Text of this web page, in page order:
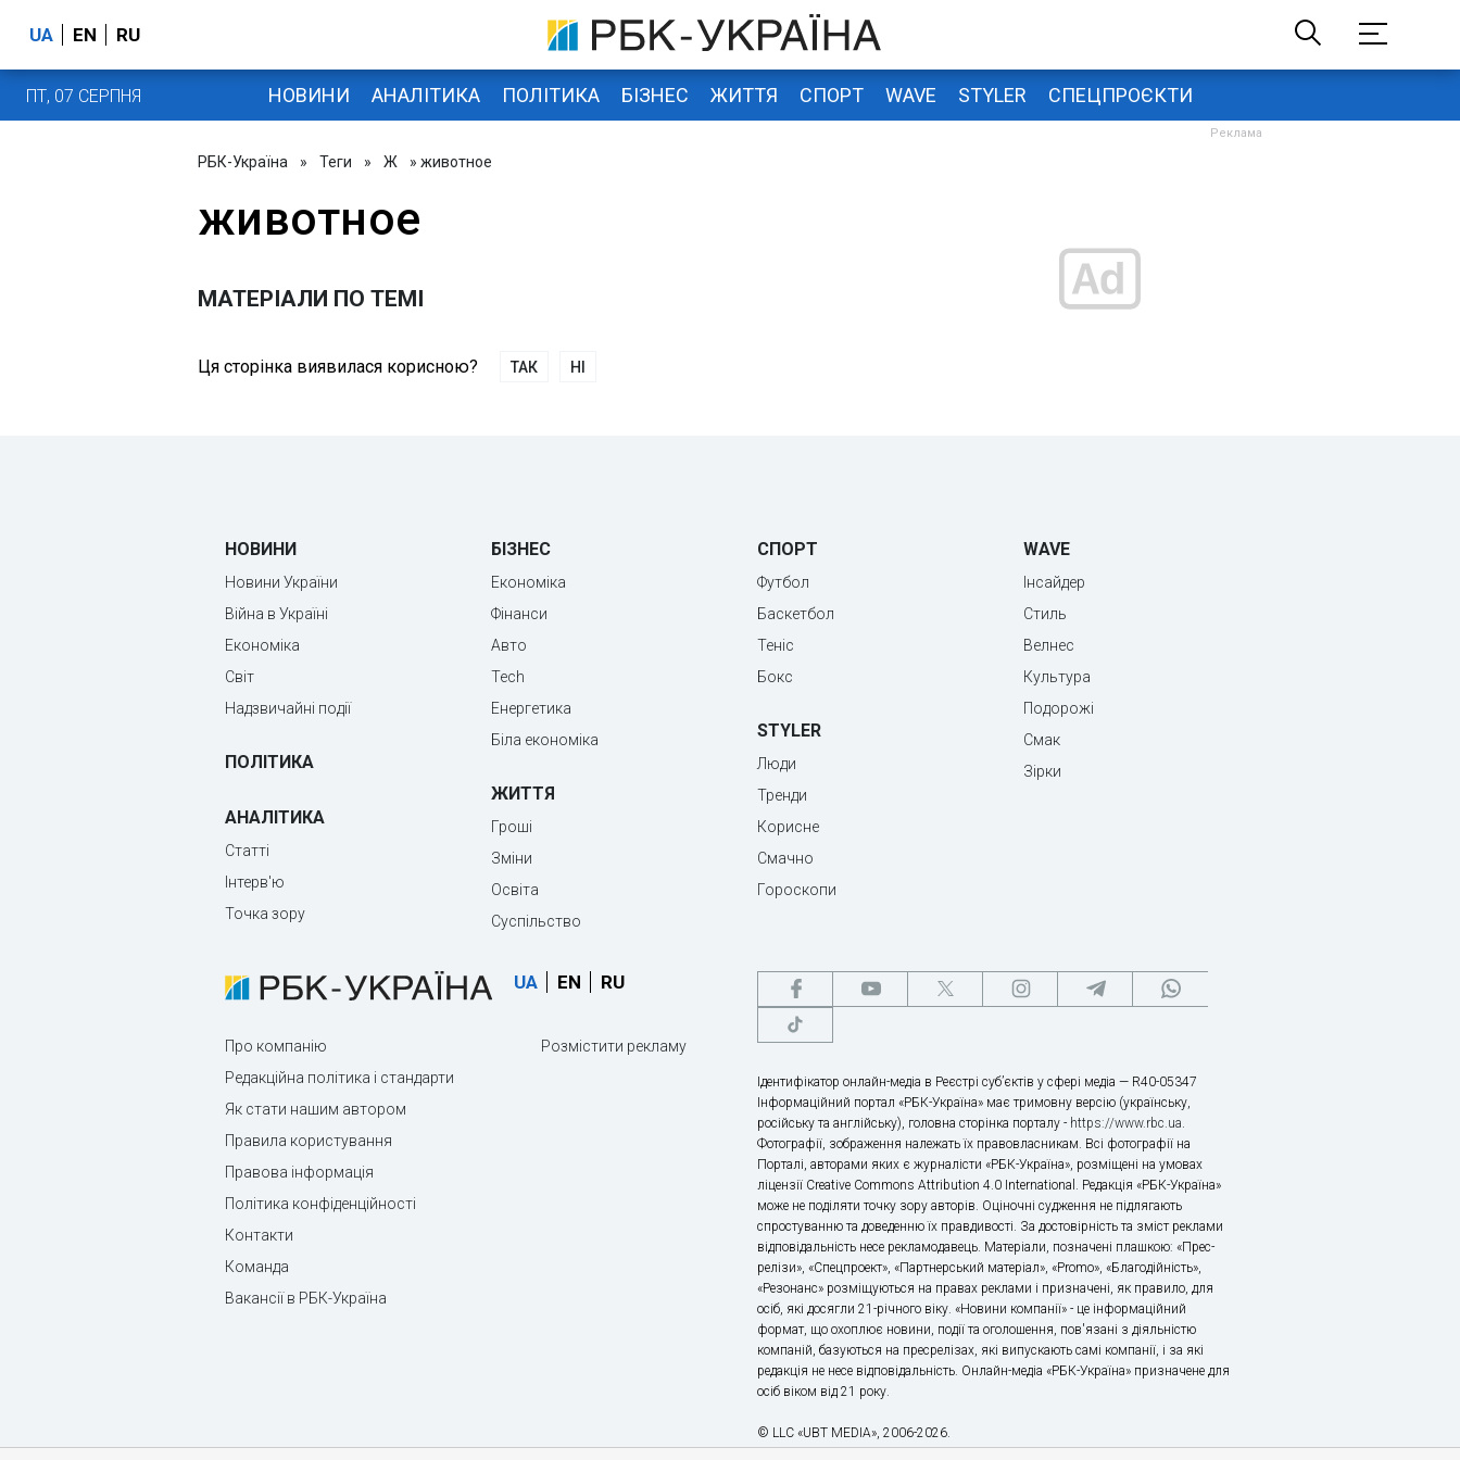
UA EN RU
ПТ, 07 СЕРПНЯ НОВИНИ АНАЛІТИКА ПОЛІТИКА БІЗНЕС ЖИТТЯ СПОРТ WAVE STYLER СПЕЦПРОЄКТИ
РБК-Україна » Теги » Ж » животное
животное
МАТЕРІАЛИ ПО ТЕМІ
Ця сторінка виявилася корисною? ТАК НІ
НОВИНИ
Новини України
Війна в Україні
Економіка
Світ
Надзвичайні події
ПОЛІТИКА
АНАЛІТИКА
Статті
Інтерв'ю
Точка зору
БІЗНЕС
Економіка
Фінанси
Авто
Tech
Енергетика
Біла економіка
ЖИТТЯ
Гроші
Зміни
Освіта
Суспільство
СПОРТ
Футбол
Баскетбол
Теніс
Бокс
STYLER
Люди
Тренди
Корисне
Смачно
Гороскопи
WAVE
Інсайдер
Стиль
Велнес
Культура
Подорожі
Смак
Зірки
UA EN RU
Про компанію
Редакційна політика і стандарти
Як стати нашим автором
Правила користування
Правова інформація
Політика конфіденційності
Контакти
Команда
Вакансії в РБК-Україна
Розмістити рекламу
Ідентифікатор онлайн-медіа в Реєстрі суб’єктів у сфері медіа — R40-05347
Інформаційний портал «РБК-Україна» має тримовну версію (українську,
російську та англійську), головна сторінка порталу - https://www.rbc.ua.
Фотографії, зображення належать їх правовласникам. Всі фотографії на
Порталі, авторами яких є журналісти «РБК-Україна», розміщені на умовах
ліцензії Creative Commons Attribution 4.0 International. Редакція «РБК-Україна»
може не поділяти точку зору авторів. Оціночні судження не підлягають
спростуванню та доведенню їх правдивості. За достовірність та зміст реклами
відповідальність несе рекламодавець. Матеріали, позначені плашкою: «Прес-
релізи», «Спецпроект», «Партнерський матеріал», «Promo», «Благодійність»,
«Резонанс» розміщуються на правах реклами і призначені, як правило, для
осіб, які досягли 21-річного віку. «Новини компанії» - це інформаційний
формат, що охоплює новини, події та оголошення, пов'язані з діяльністю
компаній, базуються на пресрелізах, які випускають самі компанії, і за які
редакція не несе відповідальність. Онлайн-медіа «РБК-Україна» призначене для
осіб віком від 21 року.
© LLC «UBT MEDIA», 2006-2026.